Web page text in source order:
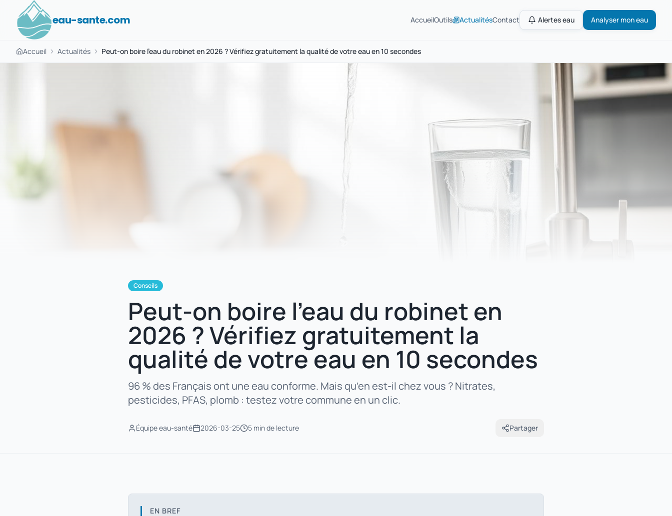
eau-sante.com AccueilOutils ActualitésContact Alertes eau Analyser mon eau
Accueil Actualités Peut-on boire l’eau du robinet en 2026 ? Vérifiez gratuitement la qualité de votre eau en 10 secondes
Conseils
Peut-on boire l’eau du robinet en
2026 ? Vérifiez gratuitement la
qualité de votre eau en 10 secondes
96 % des Français ont une eau conforme. Mais qu’en est-il chez vous ? Nitrates,
pesticides, PFAS, plomb : testez votre commune en un clic.
Équipe eau-santé 2026-03-25 5 minde lecture Partager
EN BREF